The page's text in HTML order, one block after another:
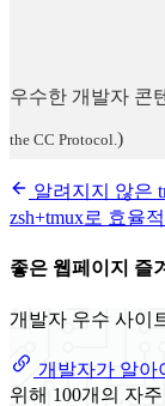
우수한 개발자 콘
the CC Protocol.)
알려지지 않은
zsh+tmux로 효율
좋은 웹페이지 즐
개발자 우수 사이
개발자가 알아
위해 100개의 자